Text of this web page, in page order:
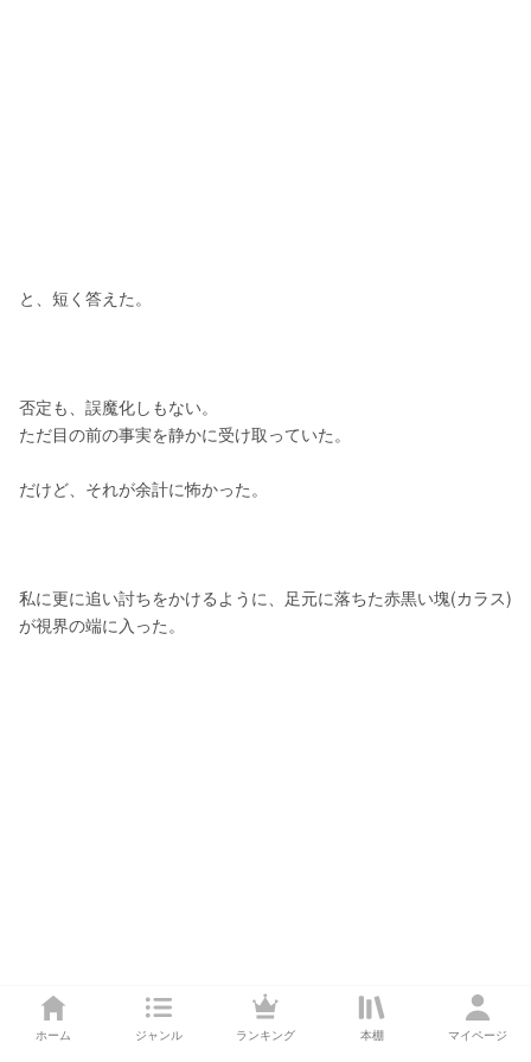
ホーム ジャンル ランキング 本棚 マイページ
と、短く答えた。
否定も、誤魔化しもない。
ただ目の前の事実を静かに受け取っていた。
だけど、それが余計に怖かった。
私に更に追い討ちをかけるように、足元に落ちた赤黒い塊(カラス)
が視界の端に入った。